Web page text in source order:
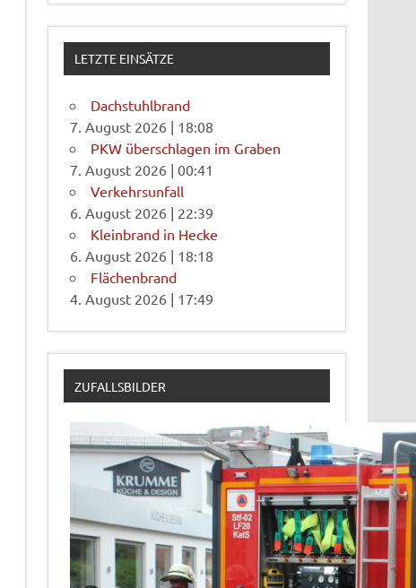
LETZTE EINSÄTZE
Dachstuhlbrand
7. August 2026 | 18:08
PKW überschlagen im Graben
7. August 2026 |00:41
Verkehrsunfall
6. August 2026 | 22:39
Kleinbrand in Hecke
6. August 2026 | 18:18
Flächenbrand
4. August 2026 | 17:49
ZUFALLSBILDER